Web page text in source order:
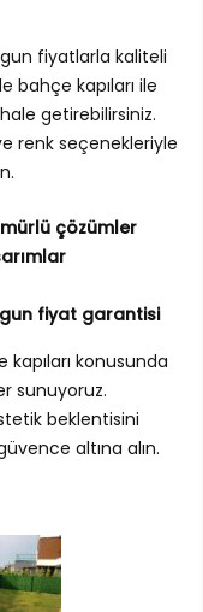
fiyatlarla kaliteli
bahçe kapıları ile
getirebilirsiniz.
renk seçenekleriyle
çözümler
fiyat garantisi
konusunda
sunuyoruz.
beklentisini
altına alın.